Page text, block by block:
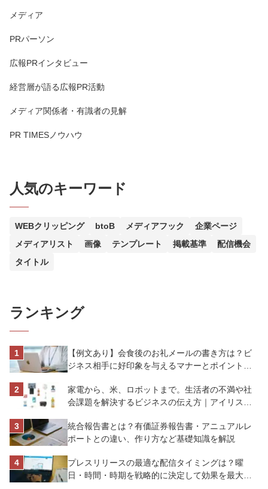
メディア
PRパーソン
広報PRインタビュー
経営層が語る広報PR活動
メディア関係者・有識者の見解
PR TIMESノウハウ
人気のキーワード
WEBクリッピング btoB メディアフック
企業ページ
メディアリスト
画像 テンプレート 掲載基準
配信機会
タイトル
ランキング
【例文あり】会食後のお礼メールの書き方は？ビ
ジネス相手に好印象を与えるマナーとポイントを
家電から、米、ロボットまで。生活者の不満や社
会課題を解決するビジネスの伝え方｜アイリスオ
統合報告書とは？有価証券報告書・アニュアルレ
ポートとの違い、作り方など基礎知識を解説
プレスリリースの最適な配信タイミングは？曜
日・時間・時期を戦略的に決定して効果を最大化